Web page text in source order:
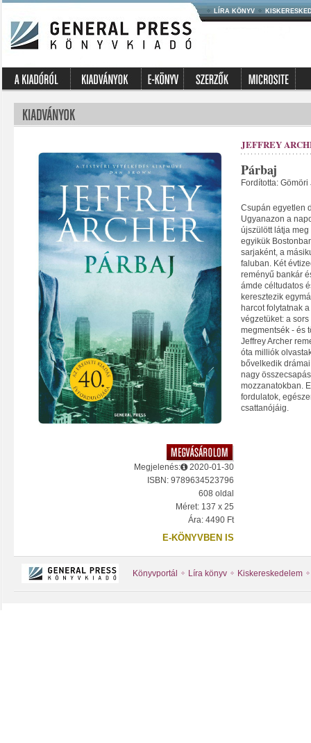
LÍRA KÖNYV
Megjelenés:
2020-01-30
ISBN: 9789634523796
608 oldal
Méret: 137 x 25
Ára: 4490 Ft
E-KÖNYVBEN IS
JEFFREY
Párbaj
Fordította: Gömöri
Csupán egyetlen
Ugyanazon a
újszülött látja
egyikük
sarjaként, a
faluban. Két
reményű bankár
ámde céltudatos
keresztezik
harcot folytatnak
végzetüket: a
megmentsék - és
Jeffrey Archer
óta milliók
bővelkedik
nagy
mozzanatokban.
fordulatok,
csattanójáig.
Könyvportál Líra könyv Kiskereskedelem